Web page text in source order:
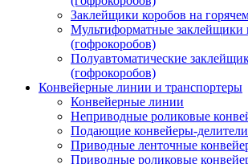
Заклейщики коробов на
Мультиформатные заклейщики
(гофрокоробов)
Полуавтоматические
(гофрокоробов)
Конвейерные линии и транспортеры
Конвейерные линии
Неприводные роликовые
Подающие конвейеры-делители
Приводные ленточные
Приводные роликовые